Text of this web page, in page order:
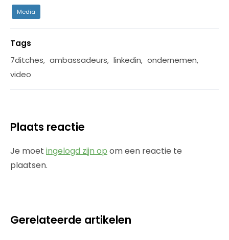
Media
Tags
7ditches, ambassadeurs, linkedin, ondernemen,
video
Plaats reactie
Je moet ingelogd zijn op om een reactie te
plaatsen.
Gerelateerde artikelen